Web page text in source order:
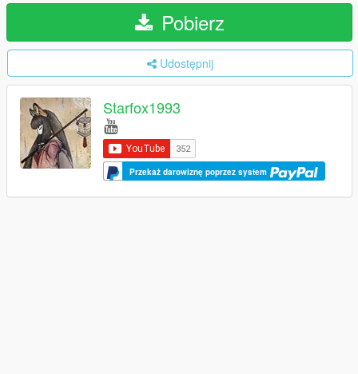
Pobierz
Udostępnij
Starfox1993
Przekaż darowiznę poprzez system